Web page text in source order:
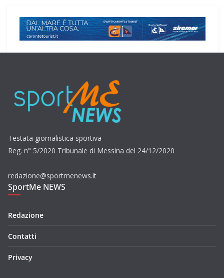
Testata giornalistica sportiva
Reg. n° 5/2020 Tribunale di Messina del 24/12/2020
redazione@sportmenews.it
SportMe NEWS
Redazione
Contatti
Privacy